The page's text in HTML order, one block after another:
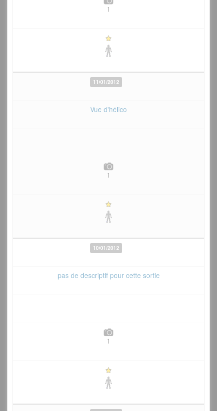
1
11/01/2012
Vue d'hélico
1
10/01/2012
pas de descriptif pour cette sortie
1